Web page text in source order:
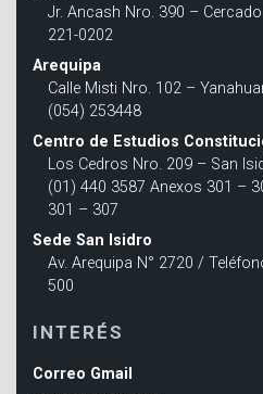
Jr. Ancash Nro. 390 –
221-0202
Arequipa
Calle Misti Nro. 102 –
(054) 253448
Centro de Estudios
Los Cedros Nro. 209 – San
(01) 440 3587 Anexos 301 –
301 – 307
Sede San Isidro
Av. Arequipa N° 2720 /
500
INTERÉS
Correo Gmail